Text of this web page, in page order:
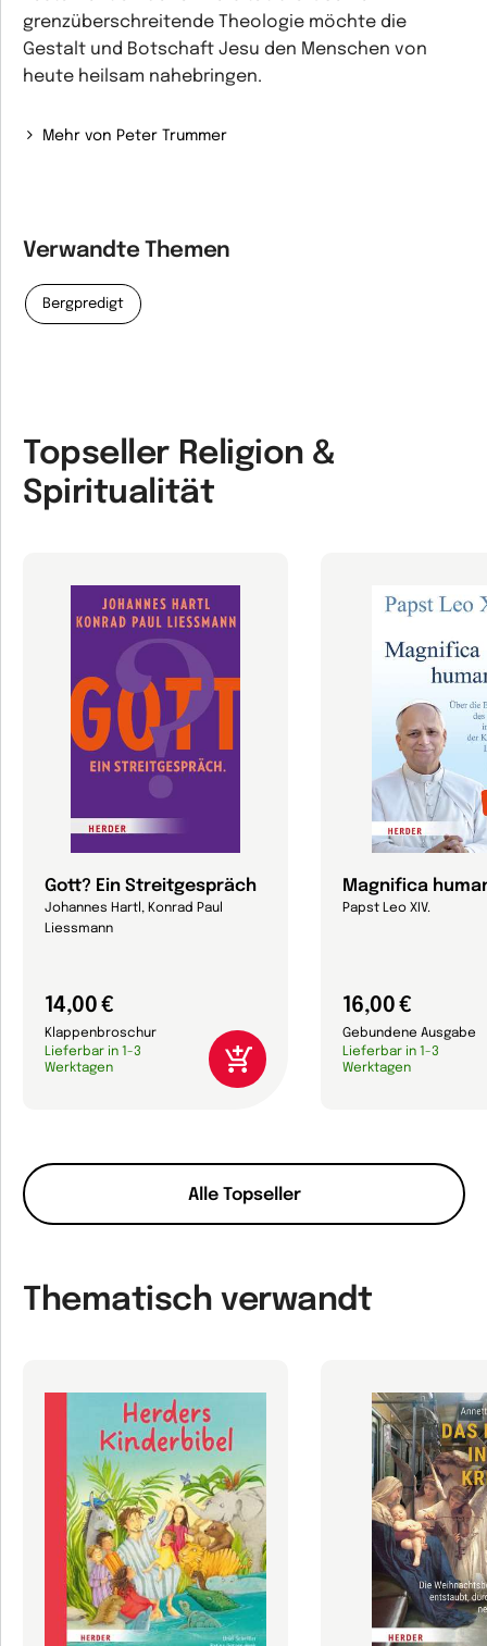
grenzüberschreitende Theologie möchte die
Gestalt und Botschaft Jesu den Menschen von
heute heilsam nahebringen.
Mehr von Peter Trummer
Verwandte Themen
Bergpredigt
Topseller Religion &
Spiritualität
Alle Topseller
Gott? Ein Streitgespräch
Johannes Hartl, Konrad Paul
Liessmann
14,00 €
Klappenbroschur
Lieferbar in 1-3
Werktagen
Magnifica
Papst Leo XIV.
16,00 €
Gebundene Ausgabe
Lieferbar in 1-3
Werktagen
Thematisch verwandt